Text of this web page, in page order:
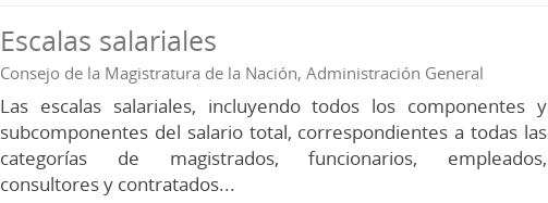
Escalas salariales
Consejo de la Magistratura de la Nación, Administración General
Las escalas salariales, incluyendo todos los componentes y
subcomponentes del salario total, correspondientes a todas las
categorías de magistrados, funcionarios, empleados,
consultores y contratados...